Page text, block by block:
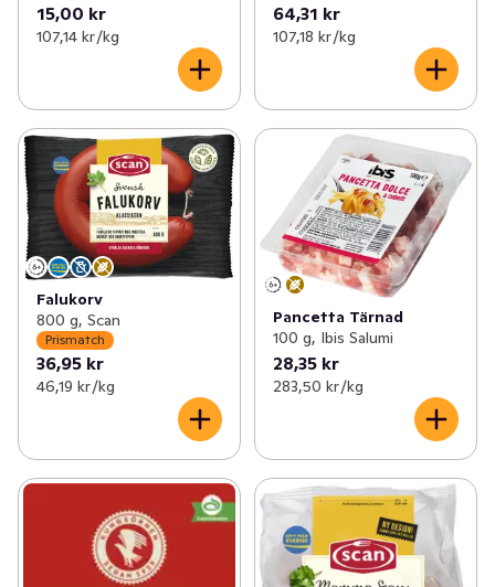
15,00 kr
107,14 kr /kg
64,31 kr
107,18 kr /kg
Falukorv
800 g, Scan
Prismatch
36,95 kr
46,19 kr /kg
Pancetta Tärnad
100 g, Ibis Salumi
28,35 kr
283,50 kr /kg